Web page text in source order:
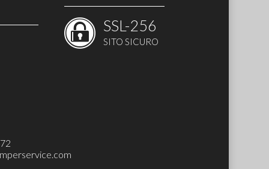
SSL-256
SITO SICURO